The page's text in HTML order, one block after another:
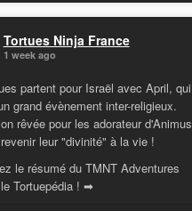
Tortues Ninja France
1 week ago
partent pour Israël avec April, qui
grand évènement inter-religieux.
rêvée pour les adorateur d'Animus
leur "divinité" à la vie !
le résumé du TMNT Adventures
Tortuepédia ! ➡